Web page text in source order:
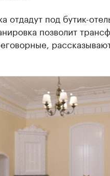
отдадут под бутик-
позволит